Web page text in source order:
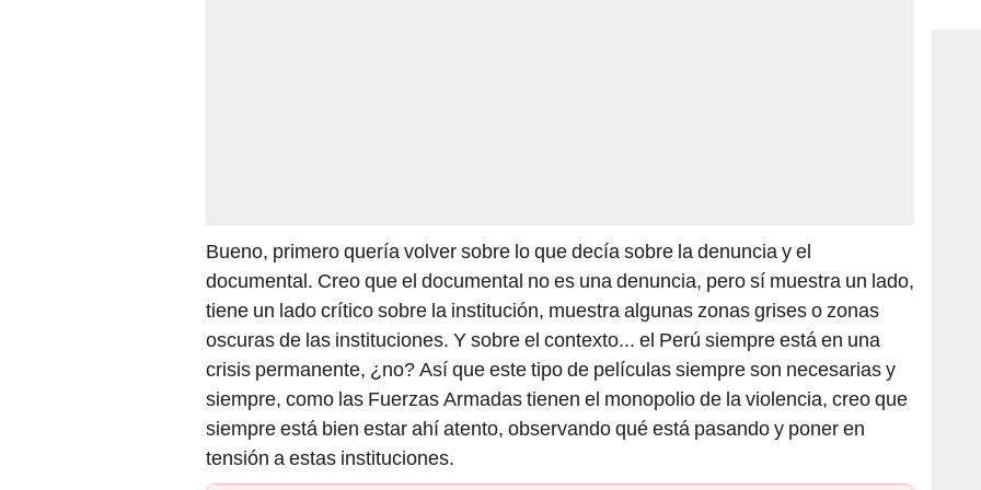
Bueno, primero quería volver sobre lo que decía sobre la denuncia y el
documental. Creo que el documental no es una denuncia, pero sí muestra un lado,
tiene un lado crítico sobre la institución, muestra algunas zonas grises o zonas
oscuras de las instituciones. Y sobre el contexto... el Perú siempre está en una
crisis permanente, ¿no? Así que este tipo de películas siempre son necesarias y
siempre, como las Fuerzas Armadas tienen el monopolio de la violencia, creo que
siempre está bien estar ahí atento, observando qué está pasando y poner en
tensión a estas instituciones.